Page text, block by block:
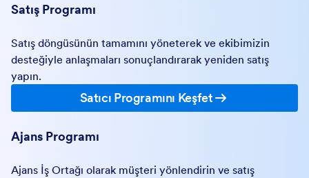
Satış Programı
Satış döngüsünün tamamını yöneterek ve ekibimizin
desteğiyle anlaşmaları sonuçlandırarak yeniden satış
yapın.
Satıcı Programını Keşfet
Ajans Programı
Ajans İş Ortağı olarak müşteri yönlendirin ve satış